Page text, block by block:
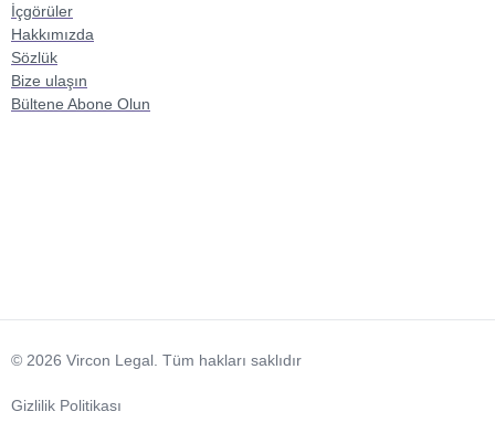
İçgörüler
Hakkımızda
Sözlük
Bize ulaşın
Bültene Abone Olun
© 2026 Vircon Legal. Tüm hakları saklıdır
Gizlilik Politikası